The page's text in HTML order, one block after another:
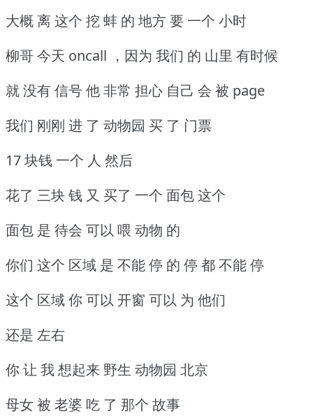
大概 离 这个 挖 蚌 的 地方 要 一个 小时
柳哥 今天 oncall ，因为 我们 的 山里 有时候
就 没有 信号 他 非常 担心 自己 会 被 page
我们 刚刚 进 了 动物园 买 了 门票
17 块钱 一个 人 然后
花了 三块 钱 又 买了 一个 面包 这个
面包 是 待会 可以 喂 动物 的
你们 这个 区域 是 不能 停 的 停 都 不能 停
这个 区域 你 可以 开窗 可以 为 他们
还是 左右
你 让 我 想起来 野生 动物园 北京
母女 被 老婆 吃 了 那个 故事